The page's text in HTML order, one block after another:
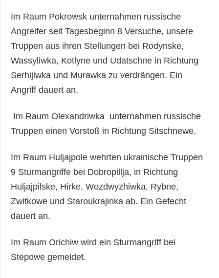
Im Raum Pokrowsk unternahmen russische
Angreifer seit Tagesbeginn 8 Versuche, unsere
Truppen aus ihren Stellungen bei Rodynske,
Wassyliwka, Kotlyne und Udatschne in Richtung
Serhijiwka und Murawka zu verdrängen. Ein
Angriff dauert an.
Im Raum Olexandriwka unternahmen russische
Truppen einen Vorstoß in Richtung Sitschnewe.
Im Raum Huljajpole wehrten ukrainische Truppen
9 Sturmangriffe bei Dobropillja, in Richtung
Huljajpilske, Hirke, Wozdwyzhiwka, Rybne,
Zwitkowe und Staroukrajinka ab. Ein Gefecht
dauert an.
Im Raum Orichiw wird ein Sturmangriff bei
Stepowe gemeldet.